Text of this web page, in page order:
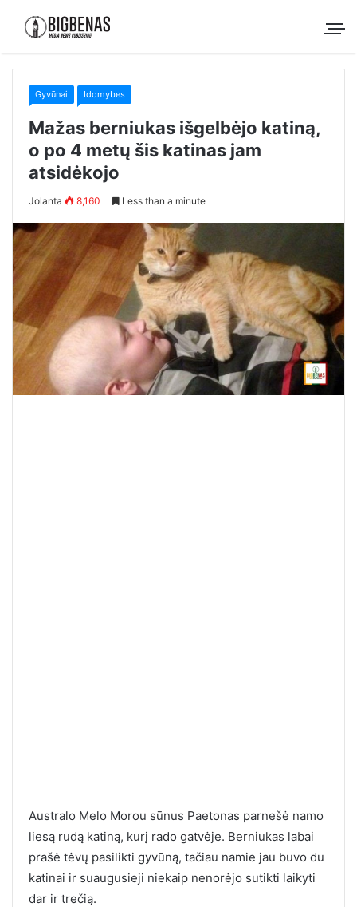
Gyvūnai Idomybes
Mažas berniukas išgelbėjo katiną,
o po 4 metų šis katinas jam
atsidėkojo
Jolanta 8,160 Less than a minute
Australo Melo Morou sūnus Paetonas parnešė namo
liesą rudą katiną, kurį rado gatvėje. Berniukas labai
prašė tėvų pasilikti gyvūną, tačiau namie jau buvo du
katinai ir suaugusieji niekaip nenorėjo sutikti laikyti
dar ir trečią.